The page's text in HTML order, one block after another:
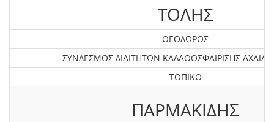
ΤΟΛΗΣ
ΘΕΟΔΩΡΟΣ
ΣΥΝΔΕΣΜΟΣ ΔΙΑΙΤΗΤΩΝ ΚΑΛΑΘΟΣΦΑΙΡΙΣΗΣ AXAIAΣ
ΤΟΠΙΚΟ
ΠΑΡΜΑΚΙΔΗΣ